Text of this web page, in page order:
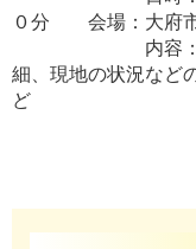
０分 会場：大府市
内容：趣旨、
細、現地の状況など
ど